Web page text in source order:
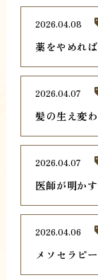
薬をやめれ
2026.04.08
髪の生え変
2026.04.07
医師が明か
2026.04.07
メソセラピ
2026.04.06